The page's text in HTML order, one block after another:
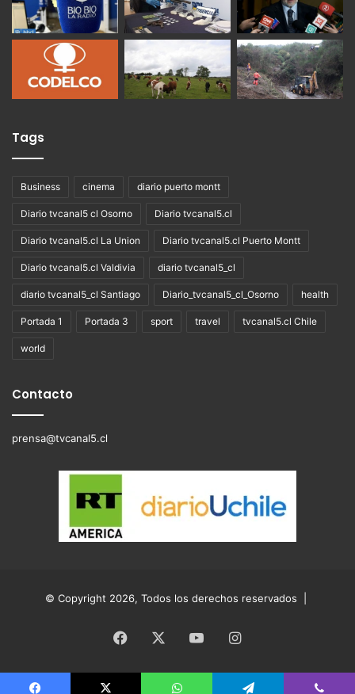
Tags
Business cinema diario puerto montt
Diario tvcanal5 cl Osorno Diario tvcanal5.cl
Diario tvcanal5.cl La Union Diario tvcanal5.cl Puerto Montt
Diario tvcanal5.cl Valdivia diario tvcanal5_cl
diario tvcanal5_cl Santiago Diario_tvcanal5_cl_Osorno health
Portada 1 Portada 3 sport travel tvcanal5.cl Chile
world
Contacto
prensa@tvcanal5.cl
© Copyright 2026, Todos los derechos reservados |
Facebook YouTubeInstagram